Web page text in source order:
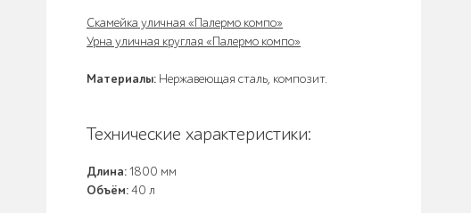
Скамейка уличная «Палермо компо»
Урна уличная круглая «Палермо компо»
Материалы: Нержавеющая сталь, композит.
Технические характеристики:
Длина:1800 мм
Объём:40 л